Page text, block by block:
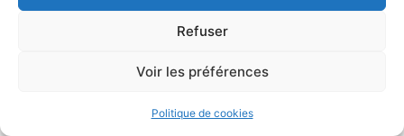
Refuser
Voir les préférences
Politique de cookies